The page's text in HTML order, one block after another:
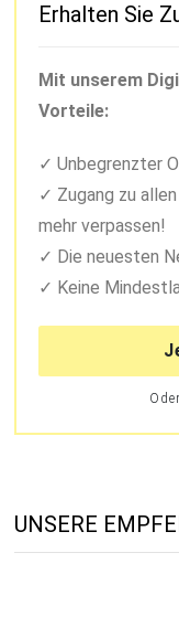
Erhalten Sie
Mit unserem
Vorteile:
Unbegrenzter
Zugang zu
mehr verpassen!
Die neuesten
Keine
UNSERE